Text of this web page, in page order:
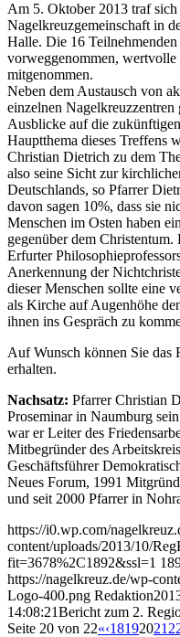
Am 5. Oktober 2013 traf
Nagelkreuzgemeinschaft in
Halle. Die 16 Teilnehmenden
vorweggenommen, wertvolle
mitgenommen.
Neben dem Austausch von
einzelnen Nagelkreuzzentren
Ausblicke auf die
Hauptthema dieses Treffens
Christian Dietrich zu dem
also seine Sicht zur
Deutschlands, so Pfarrer
davon sagen 10%, dass sie
Menschen im Osten haben
gegenüber dem
Erfurter
Anerkennung der
dieser Menschen sollte eine
als Kirche auf Augenhöhe
ihnen ins Gespräch zu
Auf Wunsch können Sie das
erhalten.
Nachsatz: Pfarrer Christian
Proseminar in Naumburg
war er Leiter des
Mitbegründer des
Geschäftsführer
Neues Forum, 1991
und seit 2000 Pfarrer in
https://i0.wp.com/
content/uploads/2013/10/
fit=3678%2C1892&ssl=1
https://nagelkreuz.de/wp-
Logo-400.png Redaktion
14:08:21Bericht zum 2.
Seite 20 von 22«‹18192021